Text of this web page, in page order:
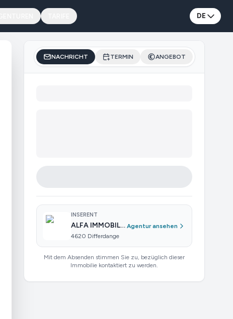
DE
NACHRICHT TERMIN ANGEBOT
INSERENT
ALFA IMMOBILIER
4620 Differdange
Agentur ansehen
Mit dem Absenden stimmen Sie zu, bezüglich dieser
Immobilie kontaktiert zu werden.